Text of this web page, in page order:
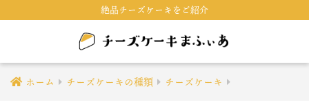
絶品チーズケーキをご紹介
ホーム チーズケーキの種類 チーズケーキ